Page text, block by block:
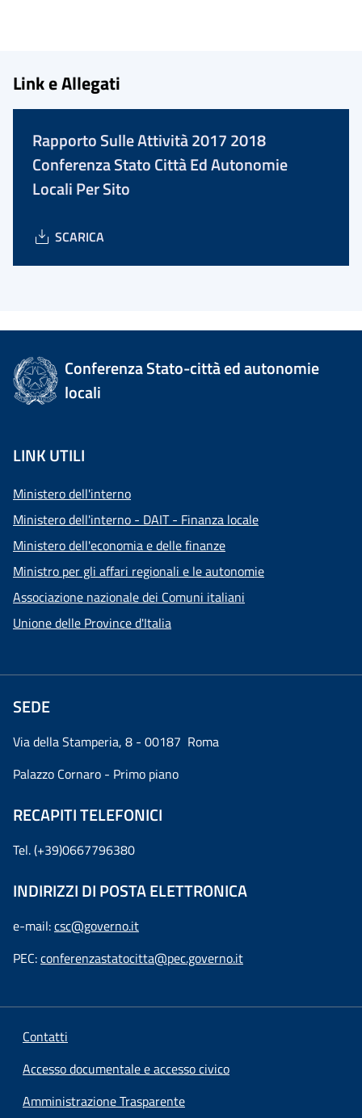
Link e Allegati
Rapporto Sulle Attività 2017 2018
Conferenza Stato Città Ed Autonomie
Locali Per Sito
SCARICA
Conferenza Stato-città ed autonomie
locali
LINK UTILI
Ministero dell'interno
Ministero dell'interno - DAIT - Finanza locale
Ministero dell'economia e delle finanze
Ministro per gli affari regionali e le autonomie
Associazione nazionale dei Comuni italiani
Unione delle Province d'Italia
SEDE
Via della Stamperia, 8 - 00187 Roma
Palazzo Cornaro - Primo piano
RECAPITI TELEFONICI
Tel. (+39)0667796380
INDIRIZZI DI POSTA ELETTRONICA
e-mail:csc@governo.it
PEC:conferenzastatocitta@pec.governo.it
Contatti
Accesso documentale e accesso civico
Amministrazione Trasparente